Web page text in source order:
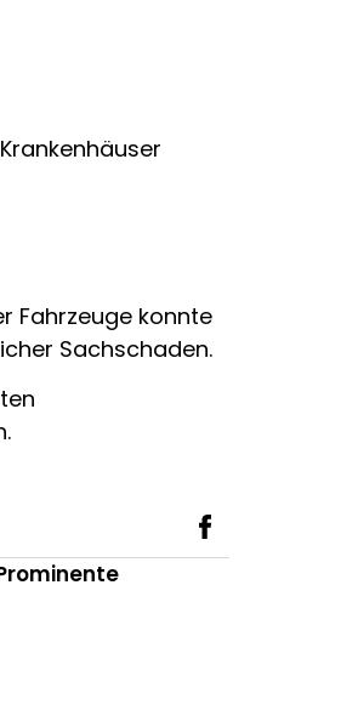
Fahrzeuge konnte
Sachschaden.